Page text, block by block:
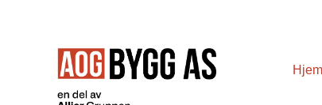
Hjem